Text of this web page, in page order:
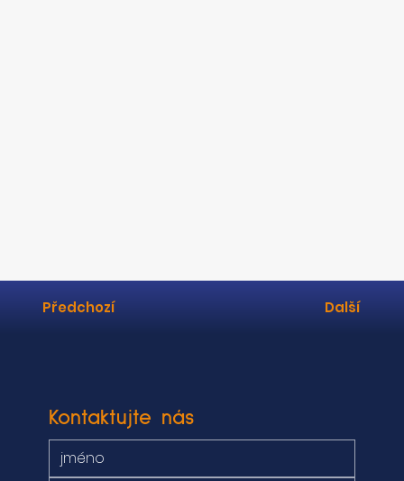
Předchozí Další
Kontaktujte nás